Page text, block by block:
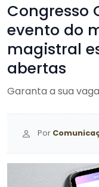
Congresso
evento do
magistral
abertas
Garanta a sua
Por